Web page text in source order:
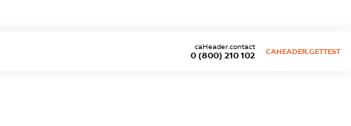
0 (800) 210 102
caHeader.contact
CAHEADER.GETTEST